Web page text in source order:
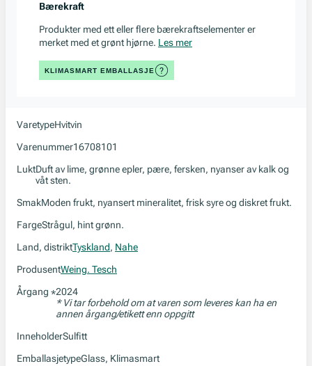
Bærekraft
Produkter med ett eller flere bærekraftselementer er
merket med et grønt hjørne. Les mer
KLIMASMART EMBALLASJE
VaretypeHvitvin
Varenummer16708101
LuktDuft av lime, grønne epler, pære, fersken, nyanser av kalk og
våt sten.
SmakModen frukt, nyansert mineralitet, frisk syre og diskret frukt.
FargeStrågul, hint grønn.
Land, distriktTyskland, Nahe
ProdusentWeing. Tesch
Årgang *2024
* Vi tar forbehold om at varen som leveres kan ha en
annen årgang/etikett enn oppgitt
InneholderSulfitt
EmballasjetypeGlass, Klimasmart